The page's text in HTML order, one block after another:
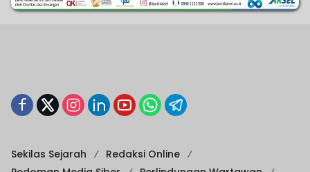
Sekilas Sejarah
Redaksi Online